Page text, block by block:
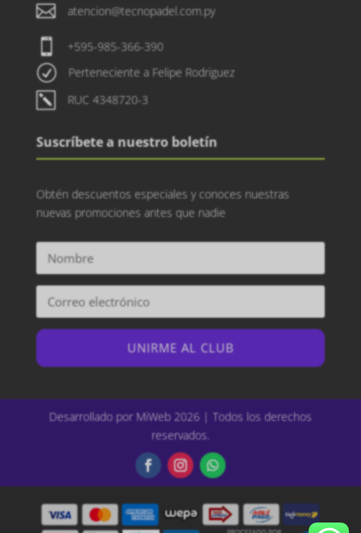
 atencion@tecnopadel.com.py
 +595-985-366-390
R Perteneciente a Felipe Rodriguez
k RUC 4348720-3
Suscríbete a nuestro boletín
Obtén descuentos especiales y conoces nuestras
nuevas promociones antes que nadie
UNIRME AL CLUB
Desarrollado por MiWeb 2026 | Todos los derechos
reservados.